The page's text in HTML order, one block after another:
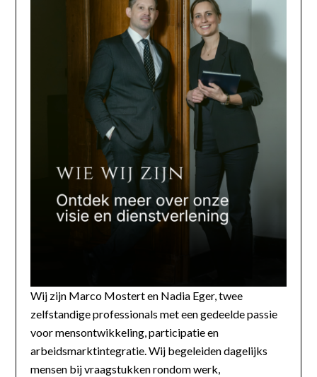
Wij zijn Marco Mostert en Nadia Eger, twee
zelfstandige professionals met een gedeelde passie
voor mensontwikkeling, participatie en
arbeidsmarktintegratie. Wij begeleiden dagelijks
mensen bij vraagstukken rondom werk,